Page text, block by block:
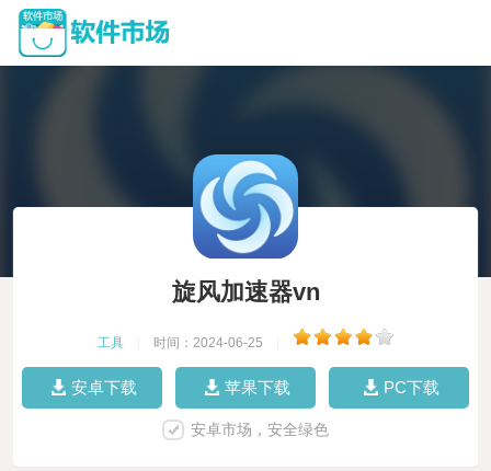
旋风加速器vn
工具 时间：2024-06-25
安卓下载 苹果下载 PC下载
安卓市场，安全绿色